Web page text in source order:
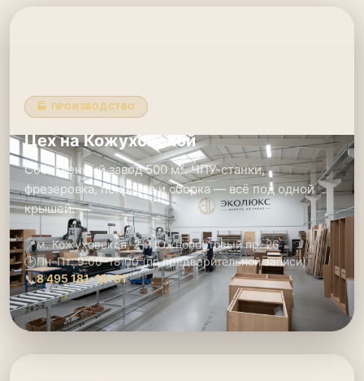
🏭 ПРОИЗВОДСТВО
Цех на Кожуховской
Собственный завод 500 м². ЧПУ-станки,
фрезеровка, покраска и сборка — всё под одной
крышей.
📍м. Кожуховская, 2-й Южнопортовый пр. 26
🕑Пн–Пт: 9:00–18:00 (по предварительной записи)
📞8 495 181-19-91